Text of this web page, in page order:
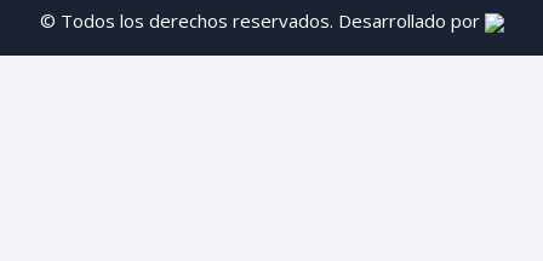
© Todos los derechos reservados. Desarrollado por